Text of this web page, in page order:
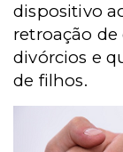
dispositivo
retroação
divórcios e
de filhos.